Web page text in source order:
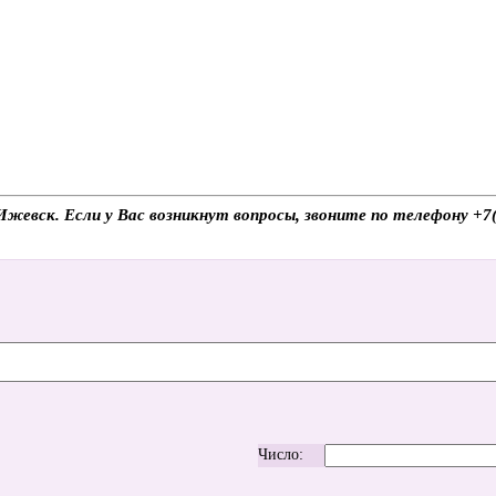
Если у Вас возникнут вопросы, звоните по телефону
Число: